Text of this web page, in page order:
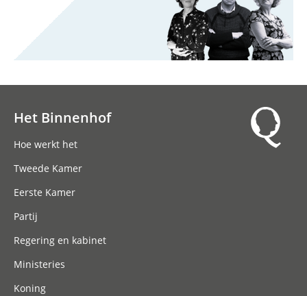
Het Binnenhof
Hoe werkt het
Tweede Kamer
Eerste Kamer
Partij
Regering en kabinet
Ministeries
Koning